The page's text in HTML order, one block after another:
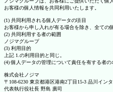
お客様の個人情報を共同利用いたします。
(1) 共同利用される個人データの項目
お客様から申し入れが有る場合を除き、全ての
(2) 共同利用する者の範囲
ノジマグループ
(3) 利用目的
上記 1.の利用目的と同じ。
(4) 個人データの管理について責任を有する者
株式会社ノジマ
〒108-6230 東京都港区港南2丁目15-3 品川イン
代表執行役社長 野島 廣司